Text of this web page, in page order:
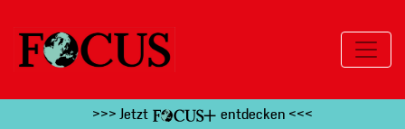
>>> Jetzt entdecken <<<